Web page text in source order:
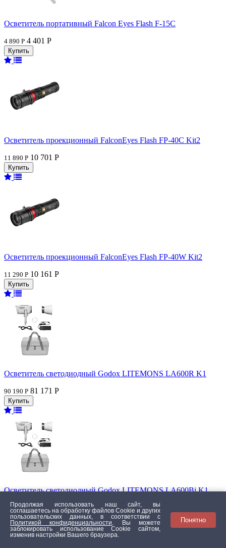
Осветитель портативный Falcon Eyes Flash F-15C
4 890 Р 4 401 Р
Осветитель проекционный FalconEyes Flash FP-40C Kit2
11 890 Р 10 701 Р
Осветитель проекционный FalconEyes Flash FP-40W Kit2
11 290 Р 10 161 Р
Осветитель светодиодный Godox LITEMONS LA600R K1
90 190 Р 81 171 Р
Осветитель светодиодный Godox LITEMONS LA600Bi K1
73 590 Р 66 231 Р
Продолжая использовать наш сайт, вы
соглашаетесь на обработку файлов Сookie и других
пользовательских данных, в соответствии с
Политикой конфиденциальности
. Вы можете
заблокировать использование Cookie сайтом,
изменив настройки Вашего браузера.
Понятно